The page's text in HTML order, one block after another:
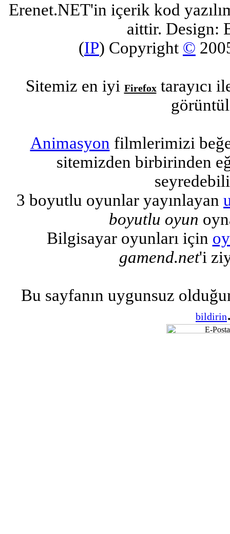
Erenet.NET'in içerik kod
aittir. Design:
(IP) Copyright ©
Sitemiz en iyi Firefoxtarayıcı
Animasyon filmlerimizi
sitemizden birbirinden
3 boyutlu oyunlar yayınlayan
boyutlu oyun
Bilgisayar oyunları için
gamend.net'i
Bu sayfanın uygunsuz
bildirin